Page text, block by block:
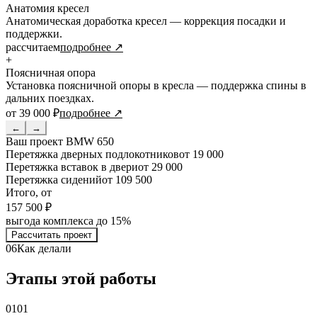
Анатомия кресел
Анатомическая доработка кресел — коррекция посадки и
поддержки.
рассчитаемподробнее ↗
+
Поясничная опора
Установка поясничной опоры в кресла — поддержка спины в
дальних поездках.
от 39 000 ₽подробнее ↗
← →
Ваш проект BMW 650
Перетяжка дверных подлокотниковот 19 000
Перетяжка вставок в двериот 29 000
Перетяжка сиденийот 109 500
Итого, от
157 500 ₽
выгода комплекса до 15%
Рассчитать проект
06Как делали
Этапы этой работы
0101